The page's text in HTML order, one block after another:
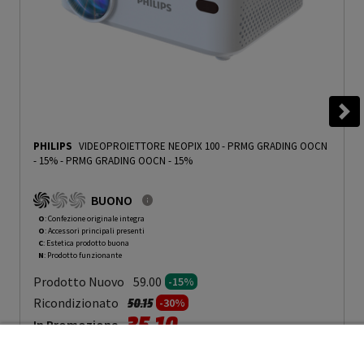
PHILIPS VIDEOPROIETTORE NEOPIX 100 - PRMG GRADING OOCN
- 15%- PRMG GRADING OOCN - 15%
BUONO
O: Confezione originale integra
O: Accessori principali presenti
C: Estetica prodotto buona
N: Prodotto funzionante
Prodotto Nuovo 59.00 -15%
Ricondizionato Prezzo ridotto da
50.15a-30%
In Promozione 35.10